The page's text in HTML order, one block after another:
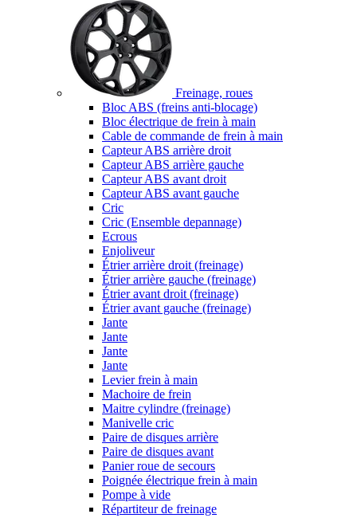
Freinage, roues
Bloc ABS (freins anti-blocage)
Bloc électrique de frein à main
Cable de commande de frein à main
Capteur ABS arrière droit
Capteur ABS arrière gauche
Capteur ABS avant droit
Capteur ABS avant gauche
Cric
Cric (Ensemble depannage)
Ecrous
Enjoliveur
Étrier arrière droit (freinage)
Étrier arrière gauche (freinage)
Étrier avant droit (freinage)
Étrier avant gauche (freinage)
Jante
Jante
Jante
Jante
Levier frein à main
Machoire de frein
Maitre cylindre (freinage)
Manivelle cric
Paire de disques arrière
Paire de disques avant
Panier roue de secours
Poignée électrique frein à main
Pompe à vide
Répartiteur de freinage